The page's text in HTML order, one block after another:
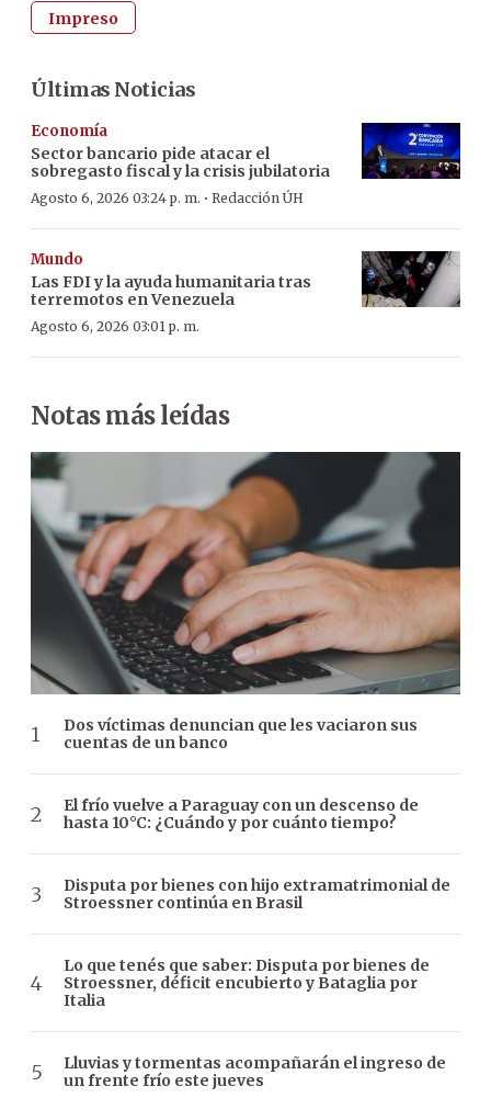
Impreso
Últimas Noticias
Economía
Sector bancario pide atacar el
sobregasto fiscal y la crisis jubilatoria
Agosto 6, 2026 03:24 p. m. · Redacción ÚH
Mundo
Las FDI y la ayuda humanitaria tras
terremotos en Venezuela
Agosto 6, 2026 03:01 p. m.
Notas más leídas
Dos víctimas denuncian que les vaciaron sus
cuentas de un banco
El frío vuelve a Paraguay con un descenso de
hasta 10°C: ¿Cuándo y por cuánto tiempo?
Disputa por bienes con hijo extramatrimonial de
Stroessner continúa en Brasil
Lo que tenés que saber: Disputa por bienes de
Stroessner, déficit encubierto y Bataglia por
Italia
Lluvias y tormentas acompañarán el ingreso de
un frente frío este jueves